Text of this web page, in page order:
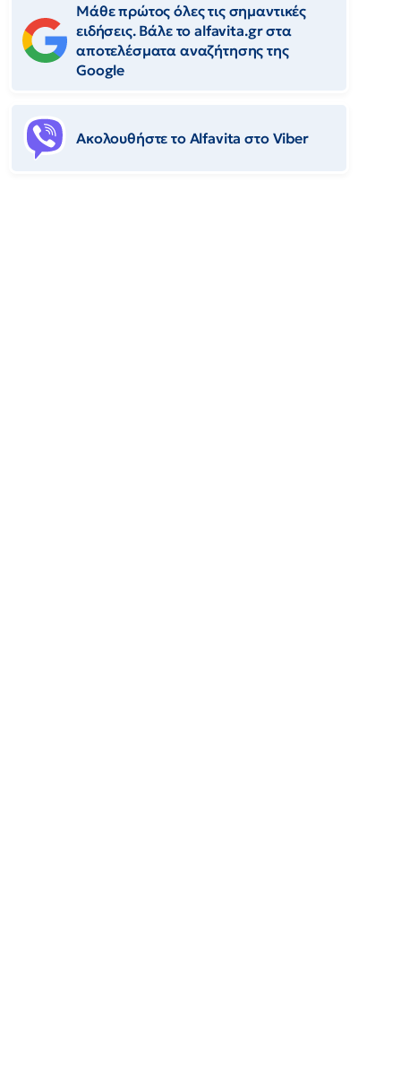
Μάθε πρώτος όλες τις σημαντικές
ειδήσεις. Βάλε το alfavita.gr στα
αποτελέσματα αναζήτησης της
Google
Ακολουθήστε το Αlfavita στο Viber